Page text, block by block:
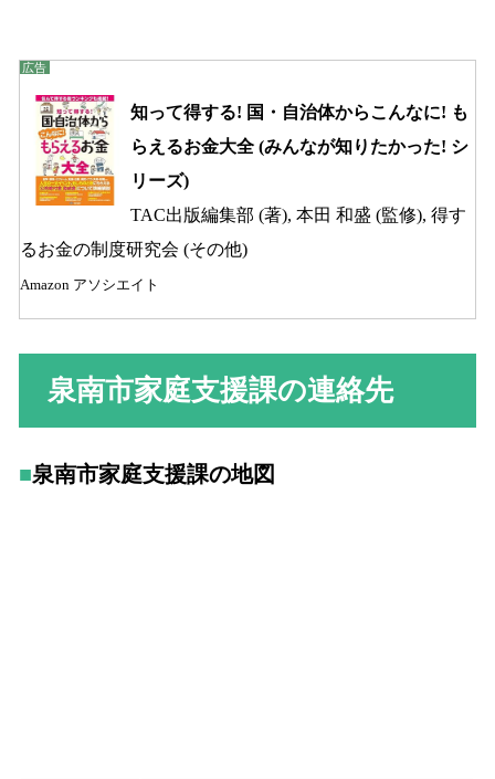
知って得する! 国・自治体からこんなに! も
らえるお金大全 (みんなが知りたかった! シ
リーズ)
TAC出版編集部 (著), 本田 和盛 (監修), 得す
るお金の制度研究会 (その他)
Amazon アソシエイト
泉南市家庭支援課の連絡先
泉南市家庭支援課の地図